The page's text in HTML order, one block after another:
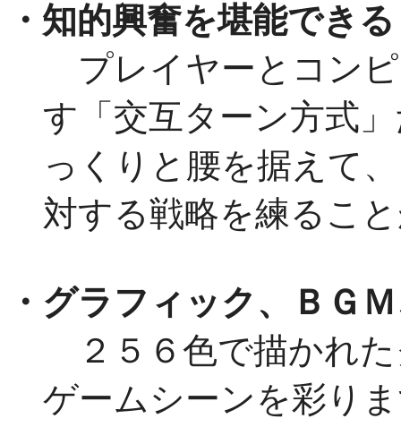
・知的興奮を堪能でき
プレイヤーとコン
す「交互ターン方式
っくりと腰を据えて
対する戦略を練るこ
・グラフィック、ＢＧ
２５６色で描かれ
ゲームシーンを彩り